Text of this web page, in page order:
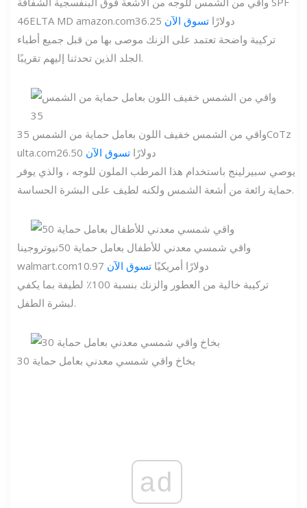
46ELTA MD amazon.com 36.25 دولارًا تسوق الآن
تركيبة واضحة تعتمد على الزنك موصى بها من قبل جميع أطباء
الجلد الذين تحدثنا إليهم تقريبًا.
واقي من الشمس خفيف اللون بعامل حماية من الشمس 35CoTz
ulta.com
26.50 دولارًا تسوق الآن
يوصي سبيرلينج باستخدام هذا المرطب الملون للوجه ، والذي يوفر
حماية رائعة من أشعة الشمس ولكنه لطيف على البشرة الحساسة.
واقي شمسي معدني للأطفال بعامل حماية 50
نيوتروجينا
walmart.com
10.97 دولارًا أمريكيًا تسوق الآن
تركيبة خالية من العطور والزنك بنسبة 100٪ لطيفة بما يكفي
لبشرة الطفل.
بخاخ واقي شمسي معدني بعامل حماية 30
ad